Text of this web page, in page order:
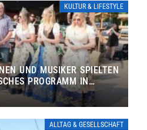
KULTUR & LIFESTYLE
UND MUSIKER SPIELTEN
PROGRAMM IN
ALLTAG & GESELLSCHAFT